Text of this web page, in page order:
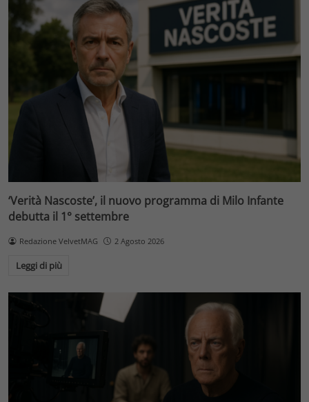
‘Verità Nascoste’, il nuovo programma di Milo Infante
debutta il 1° settembre
Redazione VelvetMAG 2 Agosto 2026
Leggi di più